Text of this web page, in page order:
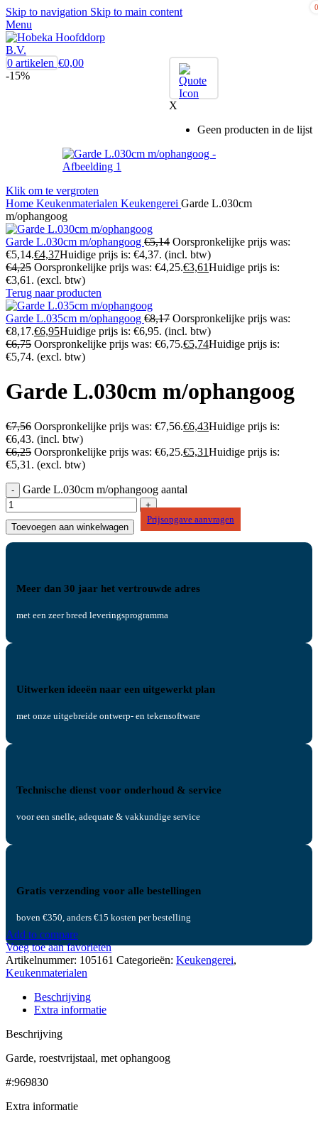
Skip to navigation Skip to main content
Menu
0
X
Geen producten in de lijst
0 artikelen €0,00
-15%
Klik om te vergroten
Home Keukenmaterialen Keukengerei Garde L.030cm
m/ophangoog
Garde L.030cm m/ophangoog €5,14 Oorspronkelijke prijs was:
€5,14.€4,37Huidige prijs is: €4,37. (incl. btw)
€4,25 Oorspronkelijke prijs was: €4,25.€3,61Huidige prijs is:
€3,61. (excl. btw)
Terug naar producten
Garde L.035cm m/ophangoog €8,17 Oorspronkelijke prijs was:
€8,17.€6,95Huidige prijs is: €6,95. (incl. btw)
€6,75 Oorspronkelijke prijs was: €6,75.€5,74Huidige prijs is:
€5,74. (excl. btw)
Garde L.030cm m/ophangoog
€7,56 Oorspronkelijke prijs was: €7,56.€6,43Huidige prijs is:
€6,43. (incl. btw)
€6,25 Oorspronkelijke prijs was: €6,25.€5,31Huidige prijs is:
€5,31. (excl. btw)
Garde L.030cm m/ophangoog aantal
Toevoegen aan winkelwagen
Prijsopgave aanvragen
Meer dan 30 jaar het vertrouwde adres
met een zeer breed leveringsprogramma
Uitwerken ideeën naar een uitgewerkt plan
met onze uitgebreide ontwerp- en tekensoftware
Technische dienst voor onderhoud & service
voor een snelle, adequate & vakkundige service
Gratis verzending voor alle bestellingen
boven €350, anders €15 kosten per bestelling
Add to compare
Voeg toe aan favorieten
Artikelnummer: 105161 Categorieën: Keukengerei,
Keukenmaterialen
Beschrijving
Extra informatie
Beschrijving
Garde, roestvrijstaal, met ophangoog
#:969830
Extra informatie